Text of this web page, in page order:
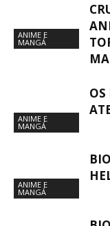
ANIME E
MANGÁ
ANIME E
MANGÁ
OS
ANIME E
MANGÁ